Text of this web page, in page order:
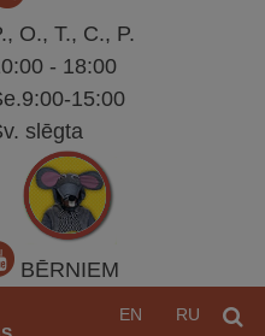
O., T., C., P.
- 18:00
15:00
slēgta
BĒRNIEM
EN RU